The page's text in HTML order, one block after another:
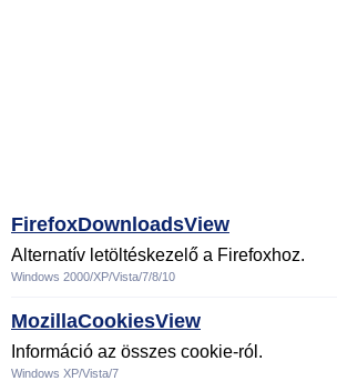
FirefoxDownloadsView
Alternatív letöltéskezelő a Firefoxhoz.
Windows 2000/XP/Vista/7/8/10
MozillaCookiesView
Információ az összes cookie-ról.
Windows XP/Vista/7